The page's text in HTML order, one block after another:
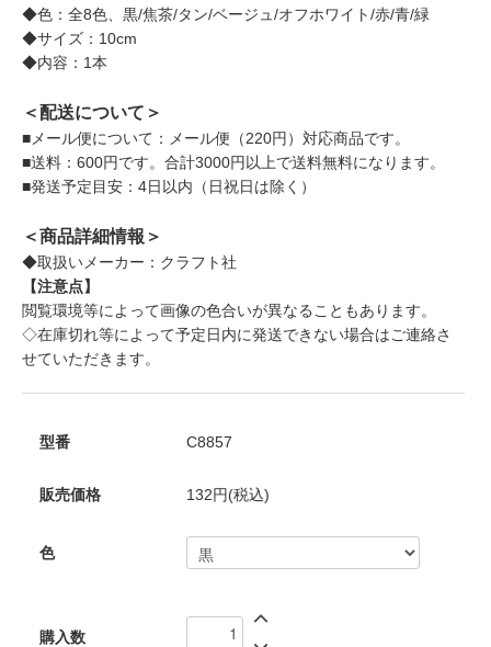
◆色：全8色、黒/焦茶/タン/ベージュ/オフホワイト/赤/青/緑
◆サイズ：10cm
◆内容：1本
＜配送について＞
■メール便について：メール便（220円）対応商品です。
■送料：600円です。合計3000円以上で送料無料になります。
■発送予定目安：4日以内（日祝日は除く）
＜商品詳細情報＞
◆取扱いメーカー：クラフト社
【注意点】
閲覧環境等によって画像の色合いが異なることもあります。
◇在庫切れ等によって予定日内に発送できない場合はご連絡さ
せていただきます。
型番 C8857
販売価格 132円(税込)
色
購入数